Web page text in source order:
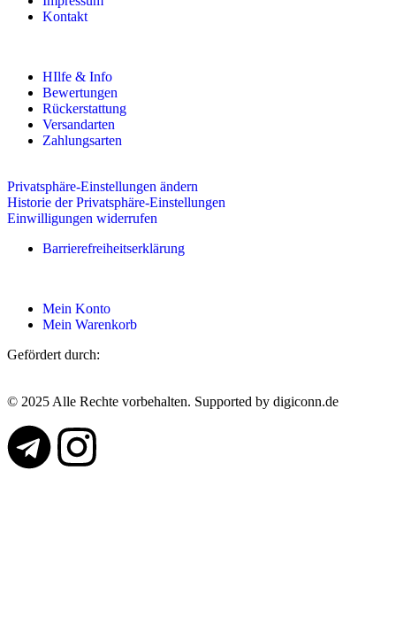
Kontakt
HIlfe & Info
Bewertungen
Rückerstattung
Versandarten
Zahlungsarten
Privatsphäre-Einstellungen ändern
Historie der Privatsphäre-Einstellungen
Einwilligungen widerrufen
Barrierefreiheitserklärung
Mein Konto
Mein Warenkorb
Gefördert durch:
© 2025 Alle Rechte vorbehalten. Supported by digiconn.de